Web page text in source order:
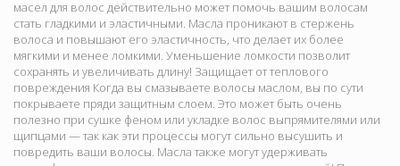
масел для волос действительно может помочь вашим волосам
стать гладкими и эластичными. Масла проникают в стержень
волоса и повышают его эластичность, что делает их более
мягкими и менее ломкими. Уменьшение ломкости позволит
сохранять и увеличивать длину! Защищает от теплового
повреждения Когда вы смазываете волосы маслом, вы по сути
покрываете пряди защитным слоем. Это может быть очень
полезно при сушке феном или укладке волос выпрямителями или
щипцами — так как эти процессы могут сильно высушить и
повредить ваши волосы. Масла также могут удерживать